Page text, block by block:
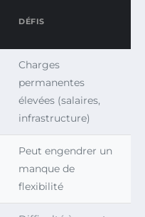
DÉFIS
Charges
permanentes
élevées (salaires,
infrastructure)
Peut engendrer un
manque de
flexibilité